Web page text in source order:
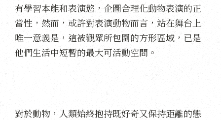
有學習本能和表演慾，企圖合理化動物表演的正
當性，然而，或許對表演動物而言，站在舞台上
唯一意義是，這被觀眾所包圍的方形區域，已是
他們生活中短暫的最大可活動空間。
對於動物，人類始終抱持既好奇又保持距離的態